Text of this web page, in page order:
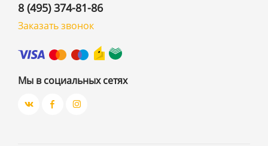
8 (495) 374-81-86
Заказать звонок
Мы в социальных сетях